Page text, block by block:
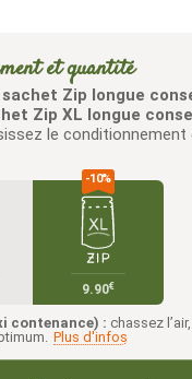
et quantité
sachet Zip longue
Zip XL longue
le
9.90€
contenance) : chassez
Plus d'infos